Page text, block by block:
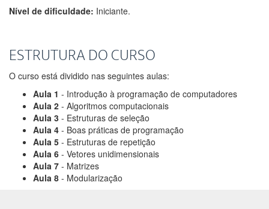
Nível de dificuldade: Iniciante.
ESTRUTURA DO CURSO
O curso está dividido nas seguintes aulas:
Aula 1 - Introdução à programação de computadores
Aula 2 - Algoritmos computacionais
Aula 3 - Estruturas de seleção
Aula 4 - Boas práticas de programação
Aula 5 - Estruturas de repetição
Aula 6 - Vetores unidimensionais
Aula 7 - Matrizes
Aula 8 - Modularização